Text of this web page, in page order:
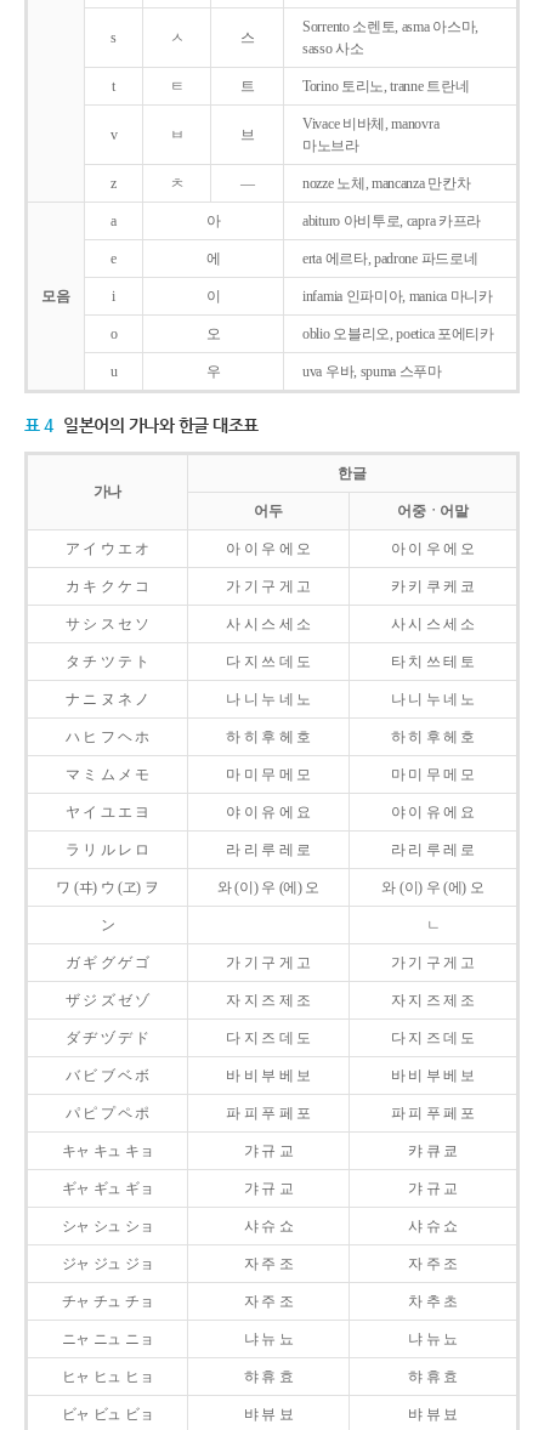
s ㅅ 스
Sorrento 소렌토, asma 아스마,
sasso 사소
t ㅌ 트 Torino 토리노, tranne 트란네
v ㅂ 브
Vivace 비바체, manovra
마노브라
z ㅊ ― nozze 노체, mancanza 만칸차
모음
a 아 abituro 아비투로, capra 카프라
e 에 erta 에르타, padrone 파드로네
i 이 infamia 인파미아, manica 마니카
o 오 oblio 오블리오, poetica 포에티카
u 우 uva 우바, spuma 스푸마
표 4 일본어의 가나와 한글 대조표
가나
한글
어두 어중ㆍ어말
ア イ ウ エ オ 아 이 우 에 오 아 이 우 에 오
カ キ ク ケ コ 가 기 구 게 고 카 키 쿠 케 코
サ シ ス セ ソ 사 시 스 세 소 사 시 스 세 소
タ チ ツ テ ト 다 지 쓰 데 도 타 치 쓰 테 토
ナ ニ ヌ ネ ノ 나 니 누 네 노 나 니 누 네 노
ハ ヒ フ ヘ ホ 하 히 후 헤 호 하 히 후 헤 호
マ ミ ム メ モ 마 미 무 메 모 마 미 무 메 모
ヤ イ ユ エ ヨ 야 이 유 에 요 야 이 유 에 요
ラ リ ル レ ロ 라 리 루 레 로 라 리 루 레 로
ワ (ヰ) ウ (ヱ) ヲ 와 (이) 우 (에) 오 와 (이) 우 (에) 오
ン ㄴ
ガ ギ グ ゲ ゴ 가 기 구 게 고 가 기 구 게 고
ザ ジ ズ ゼ ゾ 자 지 즈 제 조 자 지 즈 제 조
ダ ヂ ヅ デ ド 다 지 즈 데 도 다 지 즈 데 도
バ ビ ブ ベ ボ 바 비 부 베 보 바 비 부 베 보
パ ピ プ ペ ポ 파 피 푸 페 포 파 피 푸 페 포
キャ キュ キョ 갸 규 교 캬 큐 쿄
ギャ ギュ ギョ 갸 규 교 갸 규 교
シャ シュ ショ 샤 슈 쇼 샤 슈 쇼
ジャ ジュ ジョ 자 주 조 자 주 조
チャ チュ チョ 자 주 조 차 추 초
ニャ ニュ ニョ 냐 뉴 뇨 냐 뉴 뇨
ヒャ ヒュ ヒョ 햐 휴 효 햐 휴 효
ビャ ビュ ビョ 뱌 뷰 뵤 뱌 뷰 뵤